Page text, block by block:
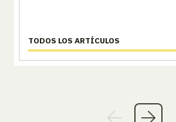
TODOS LOS ARTÍCULOS